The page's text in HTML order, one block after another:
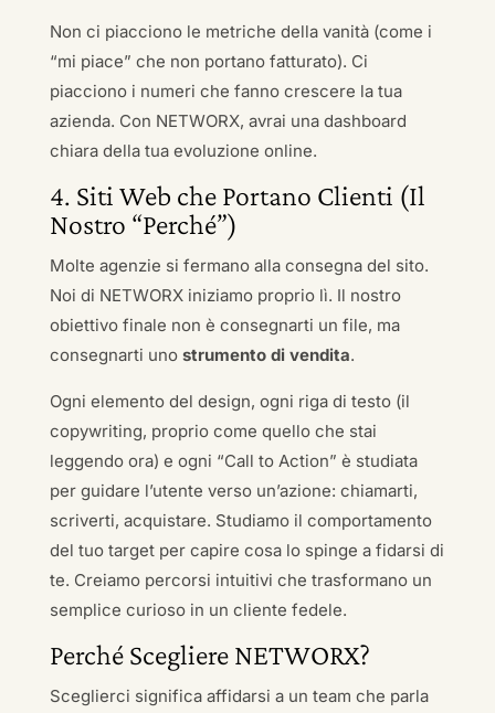
Non ci piacciono le metriche della vanità (come i
“mi piace” che non portano fatturato). Ci
piacciono i numeri che fanno crescere la tua
azienda. Con NETWORX, avrai una dashboard
chiara della tua evoluzione online.
4. Siti Web che Portano Clienti (Il
Nostro “Perché”)
Molte agenzie si fermano alla consegna del sito.
Noi di NETWORX iniziamo proprio lì. Il nostro
obiettivo finale non è consegnarti un file, ma
consegnarti uno strumento di vendita.
Ogni elemento del design, ogni riga di testo (il
copywriting, proprio come quello che stai
leggendo ora) e ogni “Call to Action” è studiata
per guidare l’utente verso un’azione: chiamarti,
scriverti, acquistare. Studiamo il comportamento
del tuo target per capire cosa lo spinge a fidarsi di
te. Creiamo percorsi intuitivi che trasformano un
semplice curioso in un cliente fedele.
Perché Scegliere NETWORX?
Sceglierci significa affidarsi a un team che parla